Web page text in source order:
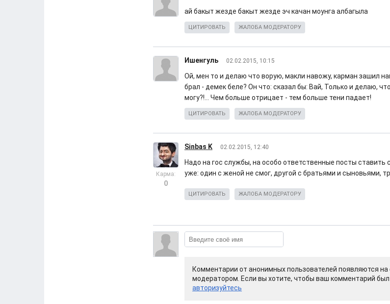
ай бакыт жезде бакыт жезде эч качан моунга албагыла
ЦИТИРОВАТЬ ЖАЛОБА МОДЕРАТОРУ
Ишенгуль 02.02.2015, 10:15
Ой, мен то и делаю что ворую, макли навожу, карман зашил
брал - демек беле? Он что: сказал бы: Вай, Только и делаю,
могу?!... Чем больше отрицает - тем больше тени падает!
ЦИТИРОВАТЬ ЖАЛОБА МОДЕРАТОРУ
Sinbas K 02.02.2015, 12:40
Карма:
0
Надо на гос службы, на особо ответственные посты ставить
уже: один с женой не смог, другой с братьями и сыновьями,
ЦИТИРОВАТЬ ЖАЛОБА МОДЕРАТОРУ
Комментарии от анонимных пользователей появляются на
модератором. Если вы хотите, чтобы ваш комментарий был
авторизуйтесь